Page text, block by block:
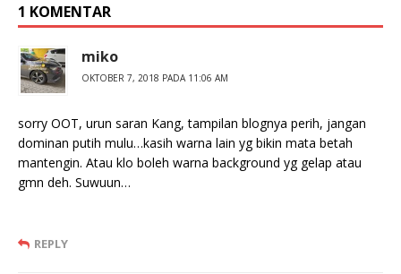
1 KOMENTAR
miko
OKTOBER 7, 2018 PADA 11:06 AM
sorry OOT, urun saran Kang, tampilan blognya perih, jangan
dominan putih mulu…kasih warna lain yg bikin mata betah
mantengin. Atau klo boleh warna background yg gelap atau
gmn deh. Suwuun…
REPLY